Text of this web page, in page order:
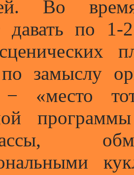
Во
давать по 1-
замыслу
«место
классы,